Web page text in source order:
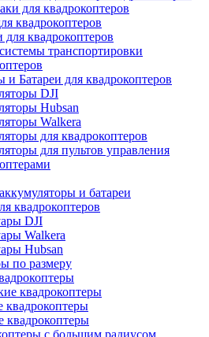
для квадрокоптеров
квадрокоптеров
для квадрокоптеров
транспортировки
и Батареи для квадрокоптеров
DJI
Hubsan
Walkera
для квадрокоптеров
для пультов управления
и батареи
квадрокоптеров
DJI
Walkera
Hubsan
по размеру
квадрокоптеры
квадрокоптеры
квадрокоптеры
с большим радиусом